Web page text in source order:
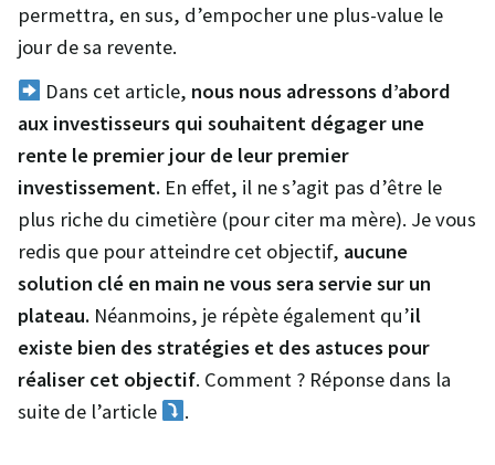
permettra, en sus, d’empocher une plus-value le
jour de sa revente.
Dans cet article, nous nous adressons d’abord
aux investisseurs qui souhaitent dégager une
rente le premier jour de leur premier
investissement. En effet, il ne s’agit pas d’être le
plus riche du cimetière (pour citer ma mère). Je vous
redis que pour atteindre cet objectif, aucune
solution clé en main ne vous sera servie sur un
plateau. Néanmoins, je répète également qu’il
existe bien des stratégies et des astuces pour
réaliser cet objectif. Comment ? Réponse dans la
suite de l’article
.